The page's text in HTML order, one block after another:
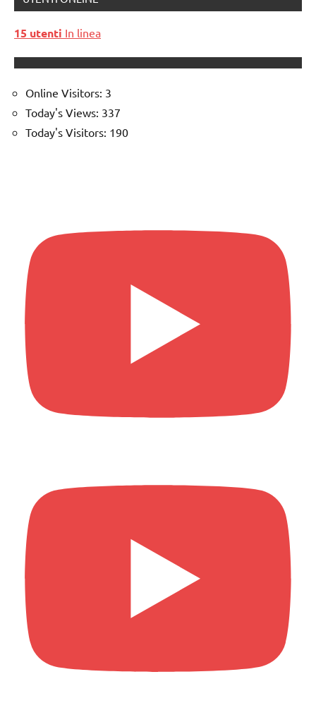
15 utenti In linea
Online Visitors: 3
Today's Views: 337
Today's Visitors: 190